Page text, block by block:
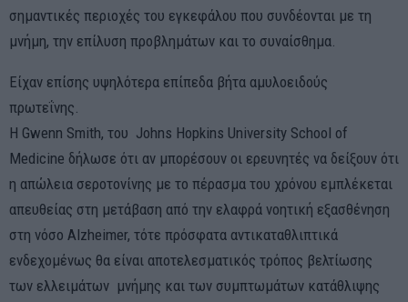
σημαντικές περιοχές του εγκεφάλου που συνδέονται με τη
μνήμη, την επίλυση προβλημάτων και το συναίσθημα.
Είχαν επίσης υψηλότερα επίπεδα βήτα αμυλοειδούς
πρωτεΐνης.
Η Gwenn Smith, του Johns Hopkins University School of
Medicine δήλωσε ότι αν μπορέσουν οι ερευνητές να δείξουν ότι
η απώλεια σεροτονίνης με το πέρασμα του χρόνου εμπλέκεται
απευθείας στη μετάβαση από την ελαφρά νοητική εξασθένηση
στη νόσο Alzheimer, τότε πρόσφατα αντικαταθλιπτικά
ενδεχομένως θα είναι αποτελεσματικός τρόπος βελτίωσης
των ελλειμάτων μνήμης και των συμπτωμάτων κατάθλιψης